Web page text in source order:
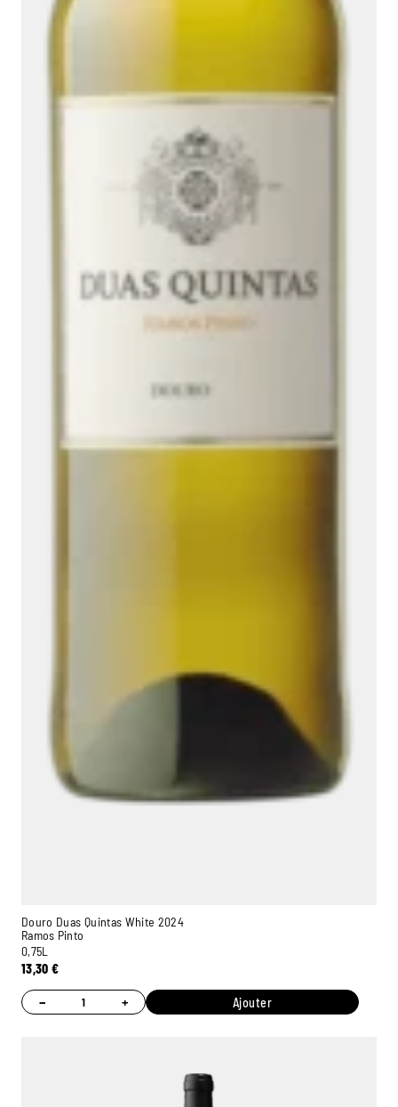
Douro Duas Quintas White 2024
Ramos Pinto
0,75L
13,30€
− + Ajouter